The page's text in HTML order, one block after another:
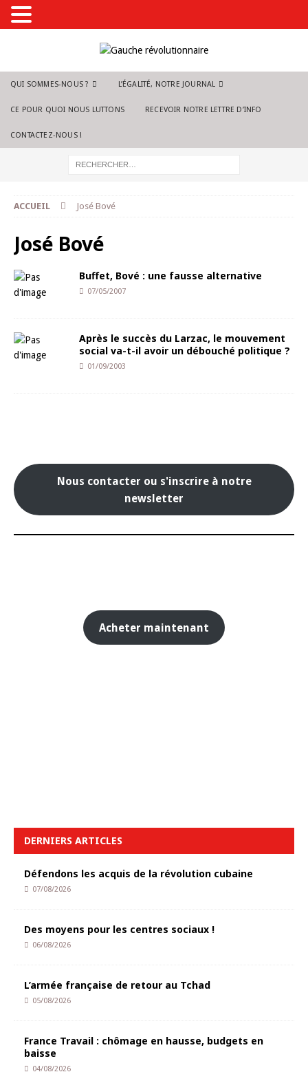
QUI SOMMES-NOUS ? L’ÉGALITÉ, NOTRE JOURNAL
CE POUR QUOI NOUS LUTTONS RECEVOIR NOTRE LETTRE D’INFO
CONTACTEZ-NOUS !
ACCUEIL José Bové
José Bové
Buffet, Bové : une fausse alternative
07/05/2007
Après le succès du Larzac, le mouvement
social va-t-il avoir un débouché politique ?
01/09/2003
Nous contacter ou s'inscrire à notre
newsletter
Acheter maintenant
DERNIERS ARTICLES
Défendons les acquis de la révolution cubaine
07/08/2026
Des moyens pour les centres sociaux !
06/08/2026
L’armée française de retour au Tchad
05/08/2026
France Travail : chômage en hausse, budgets en
baisse
04/08/2026